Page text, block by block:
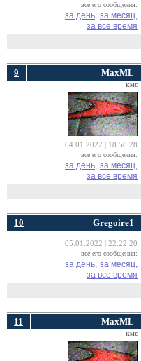
все его сообщения:
за день, за месяц,
за все время
9 MaxML
кмс
04.01.2022 | 18:58:28
все его сообщения:
за день, за месяц,
за все время
10 Gregoire1
05.01.2022 | 22:22:20
все его сообщения:
за день, за месяц,
за все время
11 MaxML
кмс